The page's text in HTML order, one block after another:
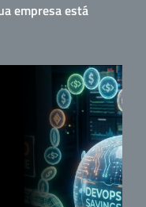
empresa está